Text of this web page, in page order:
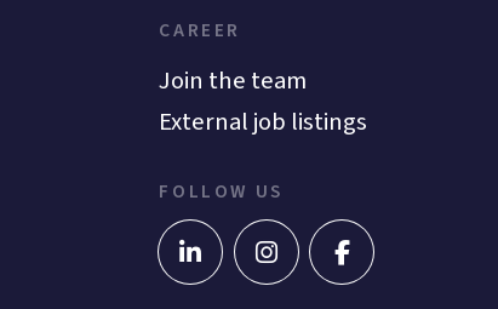
CAREER
Join the team
External job listings
FOLLOW US